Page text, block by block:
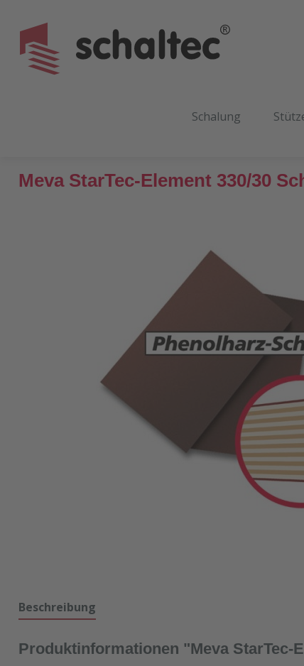
Schalung
Meva StarTec-Element 330/30
Beschreibung
Produktinformationen "Meva StarTec-